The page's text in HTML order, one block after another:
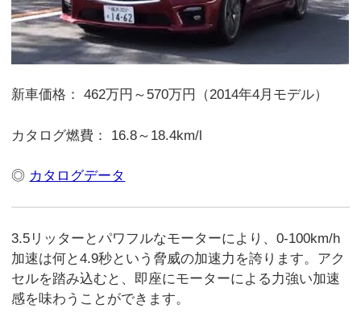
新車価格： 462万円～570万円（2014年4月モデル）
カタログ燃費： 16.8～18.4km/l
◎ カタログデータ
3.5リッターとパワフルなモーターにより、0-100km/h
加速は何と4.9秒という脅威の加速力を誇ります。アク
セルを踏み込むと、即座にモーターによる力強い加速
感を味わうことができます。